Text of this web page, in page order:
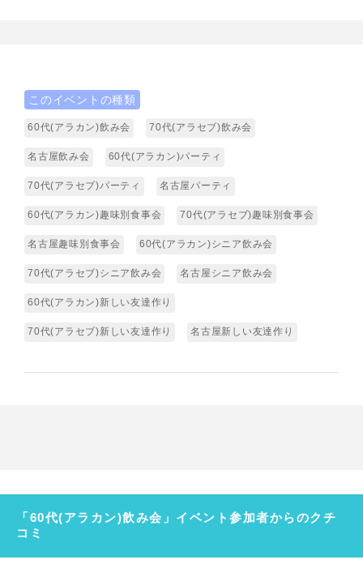
このイベントの種類
60代(アラカン)飲み会 70代(アラセブ)飲み会
名古屋飲み会 60代(アラカン)パーティ
70代(アラセブ)パーティ 名古屋パーティ
60代(アラカン)趣味別食事会 70代(アラセブ)趣味別食事会
名古屋趣味別食事会 60代(アラカン)シニア飲み会
70代(アラセブ)シニア飲み会 名古屋シニア飲み会
60代(アラカン)新しい友達作り
70代(アラセブ)新しい友達作り 名古屋新しい友達作り
「60代(アラカン)飲み会」イベント参加者からのクチ
コミ